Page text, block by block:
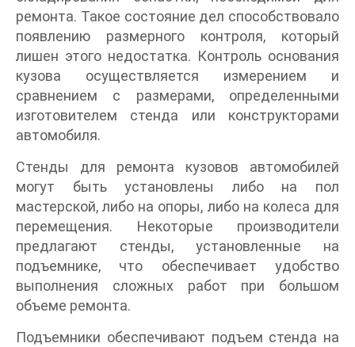
ремонта. Такое состояние дел способствовало
появлению размерного контроля, который
лишен этого недостатка. Контроль основания
кузова осуществляется измерением и
сравнением с размерами, определенными
изготовителем стенда или конструкторами
автомобиля.
Стенды для ремонта кузовов автомобилей
могут быть установлены либо на пол
мастерской, либо на опоры, либо на колеса для
перемещения. Некоторые производители
предлагают стенды, установленные на
подъемнике, что обеспечивает удобство
выполнения сложных работ при большом
объеме ремонта.
Подъемники обеспечивают подъем стенда на